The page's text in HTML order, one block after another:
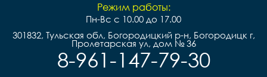
Режим работы:
Пн-Вс с 10.00 до 17.00
301832, Тульская обл, Богородицкий р-н, Богородицк г,
Пролетарская ул, дом № 36
8-961-147-79-30